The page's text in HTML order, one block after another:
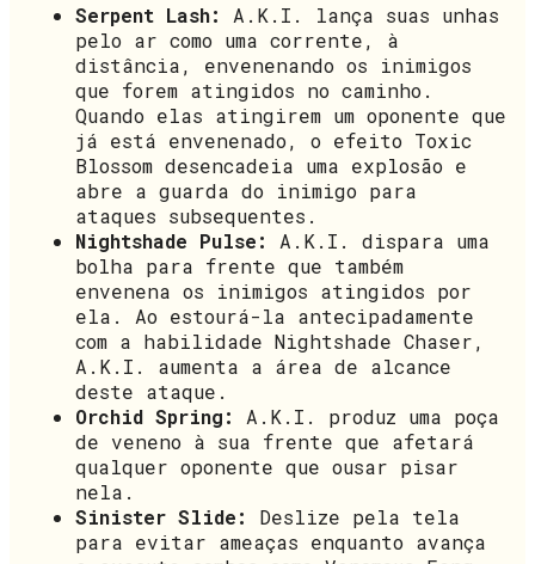
Serpent Lash:
A.K.I. lança suas unhas
pelo ar como uma corrente, à
distância, envenenando os inimigos
que forem atingidos no caminho.
Quando elas atingirem um oponente que
já está envenenado, o efeito Toxic
Blossom desencadeia uma explosão e
abre a guarda do inimigo para
ataques subsequentes.
Nightshade Pulse:
A.K.I. dispara uma
bolha para frente que também
envenena os inimigos atingidos por
ela. Ao estourá-la antecipadamente
com a habilidade Nightshade Chaser,
A.K.I. aumenta a área de alcance
deste ataque.
Orchid Spring:
A.K.I. produz uma poça
de veneno à sua frente que afetará
qualquer oponente que ousar pisar
nela.
Sinister Slide:
Deslize pela tela
para evitar ameaças enquanto avança